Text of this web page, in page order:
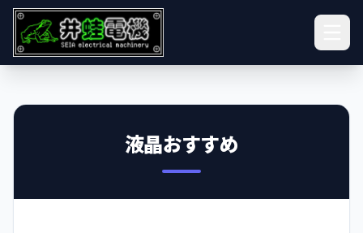
液晶おすすめ